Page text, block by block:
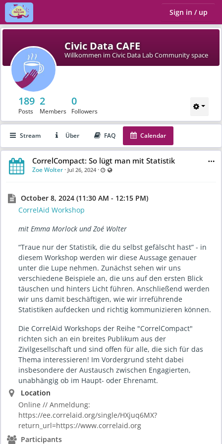
Sign in / up
Civic Data CAFE
Willkommen im Civic Data Lab Community space
189
Posts
2
Members
0
Followers
Stream Über FAQ Calendar
CorrelCompact: So lügt man mit Statistik
Zoe Wolter · Jul 26, 2024 · Last updated Jul 26, 2024 - 4:49 PM
October 8, 2024 (11:30 AM - 12:15 PM)
CorrelAid Workshop
mit Emma Morlock und Zoé Wolter
“Traue nur der Statistik, die du selbst gefälscht hast” - in
diesem Workshop werden wir diese Aussage genauer
unter die Lupe nehmen. Zunächst sehen wir uns
verschiedene Beispiele an, die uns auf den ersten Blick
täuschen und hinters Licht führen. Anschließend werden
wir uns damit beschäftigen, wie wir irreführende
Statistiken aufdecken und richtig kommunizieren können.
Die CorrelAid Workshops der Reihe "CorrelCompact"
richten sich an ein breites Publikum aus der
Zivilgesellschaft und sind offen für alle, die sich für das
Thema interessieren! Im Vordergrund steht dabei
insbesondere der Austausch zwischen Engagierten,
unabhängig ob im Haupt- oder Ehrenamt.
Location
Online // Anmeldung:
https://ee.correlaid.org/single/HXjuq6MX?
return_url=https://www.correlaid.org
Participants